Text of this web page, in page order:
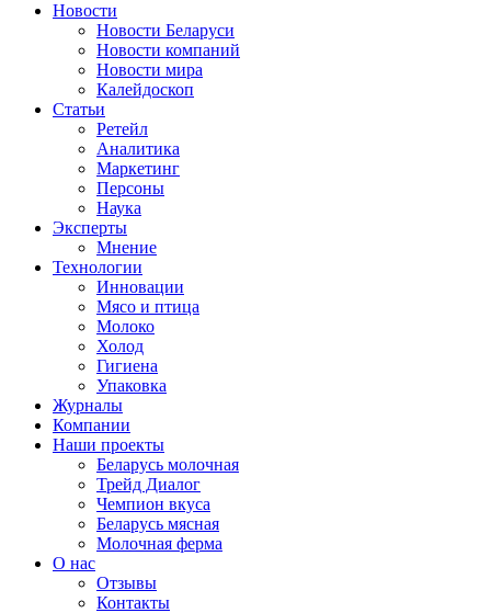
Новости
Новости Беларуси
Новости компаний
Новости мира
Калейдоскоп
Статьи
Ретейл
Аналитика
Маркетинг
Персоны
Наука
Эксперты
Мнение
Технологии
Инновации
Мясо и птица
Молоко
Холод
Гигиена
Упаковка
Журналы
Компании
Наши проекты
Беларусь молочная
Трейд Диалог
Чемпион вкуса
Беларусь мясная
Молочная ферма
О нас
Отзывы
Контакты